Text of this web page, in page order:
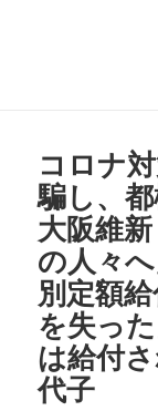
コロナ
騙し、
大阪維
の人々
別定額
を失っ
は給付
代子